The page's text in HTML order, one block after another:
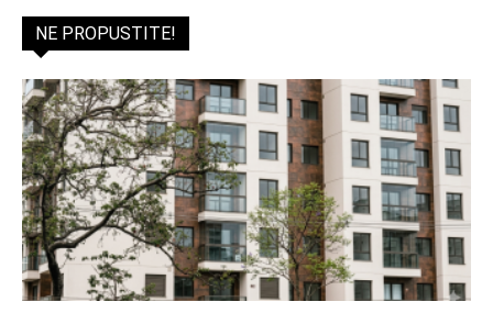
NE PROPUSTITE!